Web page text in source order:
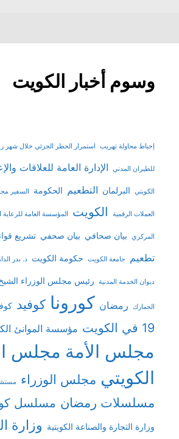
وسوم أخبار الكويت
إحباط محاولة تهريب استمرار الحظر الجزئي خلال شهر
للطيران المدني الإدارة العامة للعلاقات
الكويتي البرلمان التطعيم الحكومة السفير
العملات الرقمية الكويت المؤسسة العامة للرعاية
المركزي بيان صحافي بيان صحفي تشريع
تطعيم جامعة الكويت حكومة الكويت د. بدر
ديوان الخدمة المدنية رئيس مجلس الوزراء الشيخ
الجمارك رمضان كورونا كوفيد
19 في الكويت
مؤسسة الموانئ
مجلس الأمة مجلس
الكويتي مجلس الوزراء
مسلسلات رمضان مسلسل
وزارة التجارة والصناعة الكويتية وزارة